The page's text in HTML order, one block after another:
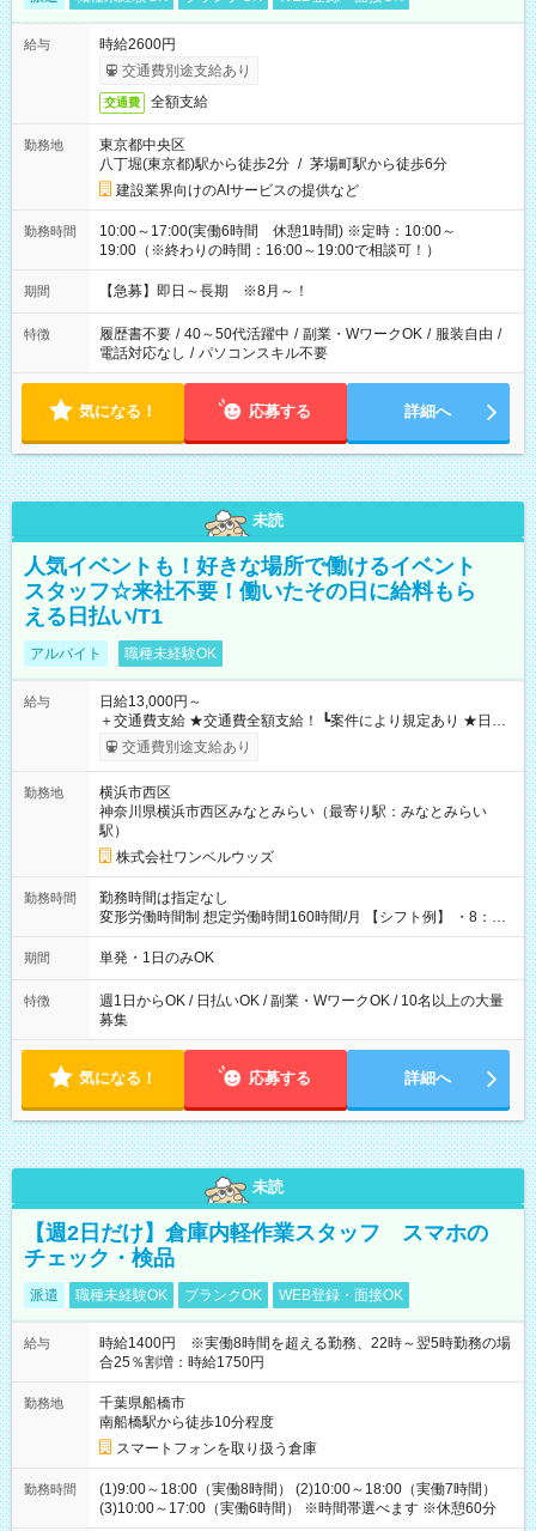
給与
時給2600円
交通費別途支給あり
交通費 全額支給
勤務地
東京都中央区
八丁堀(東京都)駅から徒歩2分 / 茅場町駅から徒歩6分
建設業界向けのAIサービスの提供など
勤務時間
10:00～17:00(実働6時間 休憩1時間) ※定時：10:00～
19:00（※終わりの時間：16:00～19:00で相談可！）
期間 【急募】即日～長期 ※8月～！
特徴 履歴書不要 / 40～50代活躍中 / 副業・WワークOK / 服装自由 /
電話対応なし / パソコンスキル不要
気になる！ 応募する 詳細へ
未読
人気イベントも！好きな場所で働けるイベント
スタッフ☆来社不要！働いたその日に給料もら
える日払い/T1
アルバイト 職種未経験OK
給与
日給13,000円～
＋交通費支給 ★交通費全額支給！ ┗案件により規定あり ★日払
いOK！（規定あり） ┗働いたその日に現金GET♪ お仕事後はコ
ンビニATMから 日払い分を引き落とせます！ 【試用期間】試
交通費別途支給あり
勤務地
横浜市西区
神奈川県横浜市西区みなとみらい（最寄り駅：みなとみらい
駅）
株式会社ワンベルウッズ
勤務時間
勤務時間は指定なし
変形労働時間制 想定労働時間160時間/月 【シフト例】 ・8：00
～21：00
期間 単発・1日のみOK
特徴
週1日からOK / 日払いOK / 副業・WワークOK / 10名以上の大量
募集
気になる！ 応募する 詳細へ
未読
【週2日だけ】倉庫内軽作業スタッフ スマホの
チェック・検品
派遣 職種未経験OK ブランクOK WEB登録・面接OK
給与
時給1400円 ※実働8時間を超える勤務、22時～翌5時勤務の場
合25％割増：時給1750円
勤務地
千葉県船橋市
南船橋駅から徒歩10分程度
スマートフォンを取り扱う倉庫
勤務時間
(1)9:00～18:00（実働8時間） (2)10:00～18:00（実働7時間）
(3)10:00～17:00（実働6時間） ※時間帯選べます ※休憩60分